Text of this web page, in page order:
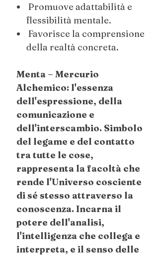
Promuove adattabilità e
flessibilità mentale.
Favorisce la comprensione
della realtà concreta.
Menta – Mercurio
Alchemico: l'essenza
dell'espressione, della
comunicazione e
dell'interscambio. Simbolo
del legame e del contatto
tra tutte le cose,
rappresenta la facoltà che
rende l'Universo cosciente
di sé stesso attraverso la
conoscenza. Incarna il
potere dell'analisi,
l'intelligenza che collega e
interpreta, e il senso delle